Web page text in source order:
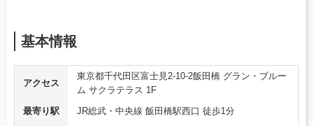
基本情報
アクセス
東京都千代田区富士見2-10-2飯田橋 グラン・ブルー
ム サクラテラス 1F
最寄り駅
JR総武・中央線 飯田橋駅西口 徒歩1分